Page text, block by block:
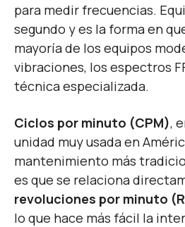
para medir frecuencias.
segundo y es la forma en
mayoría de los equipos
vibraciones, los espectros
técnica especializada.
Ciclos por minuto (CPM),
unidad muy usada en
mantenimiento más
es que se relaciona
revoluciones por minuto
lo que hace más fácil la